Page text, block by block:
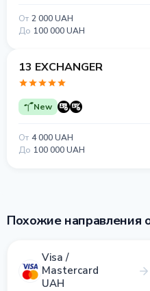
От 2 000 UAH
До 100 000 UAH
13 EXCHANGER
New
От 4 000 UAH
До 100 000 UAH
Похожие направления
Visa /
Mastercard
UAH